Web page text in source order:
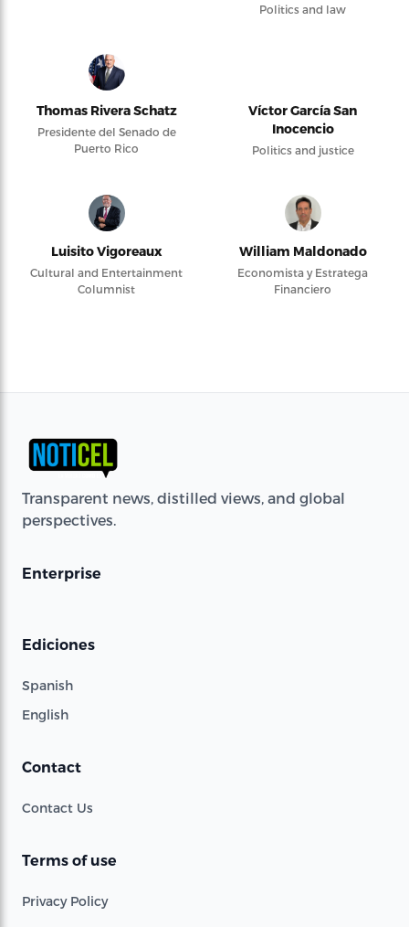
Politics and law
Thomas Rivera Schatz
Presidente del Senado de
Puerto Rico
Víctor García San
Inocencio
Politics and justice
Luisito Vigoreaux
Cultural and Entertainment
Columnist
William Maldonado
Economista y Estratega
Financiero
Transparent news, distilled views, and global
perspectives.
Enterprise
Ediciones
Spanish
English
Contact
Contact Us
Terms of use
Privacy Policy